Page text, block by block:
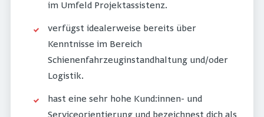
im Umfeld Projektassistenz.
verfügst idealerweise bereits über
Kenntnisse im Bereich
Schienenfahrzeuginstandhaltung und/oder
Logistik.
hast eine sehr hohe Kund:innen- und